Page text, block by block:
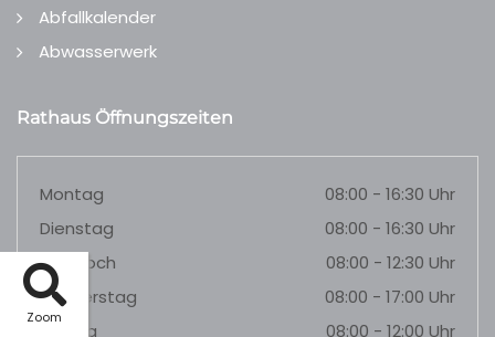
Zoom
Abfallkalender
Abwasserwerk
Rathaus Öffnungszeiten
Montag
08:00 - 16:30 Uhr
Dienstag
08:00 - 16:30 Uhr
Mittwoch
08:00 - 12:30 Uhr
Donnerstag
08:00 - 17:00 Uhr
Freitag
08:00 - 12:00 Uhr